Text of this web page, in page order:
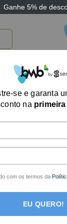
Ganhe 5% de
BRINQUEDOS
se e garanta
na
com os termos da
EU QUERO!